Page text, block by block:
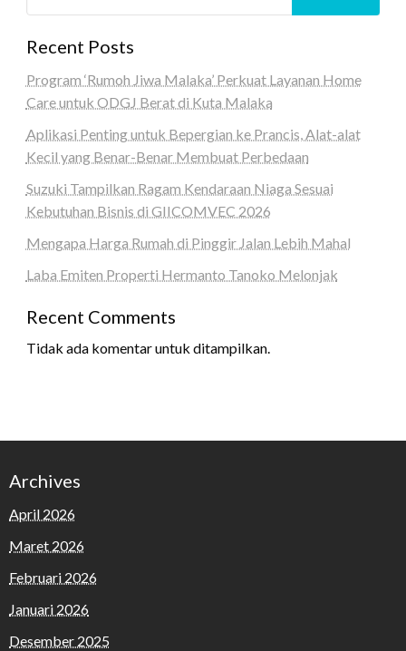
Recent Posts
Program ‘Rumoh Jiwa Malaka’ Perkuat Layanan Home
Care untuk ODGJ Berat di Kuta Malaka
Aplikasi Penting untuk Bepergian ke Prancis, Alat-alat
Kecil yang Benar-Benar Membuat Perbedaan
Suzuki Tampilkan Ragam Kendaraan Niaga Sesuai
Kebutuhan Bisnis di GIICOMVEC 2026
Mengapa Harga Rumah di Pinggir Jalan Lebih Mahal
Laba Emiten Properti Hermanto Tanoko Melonjak
Recent Comments
Tidak ada komentar untuk ditampilkan.
Archives
April 2026
Maret 2026
Februari 2026
Januari 2026
Desember 2025